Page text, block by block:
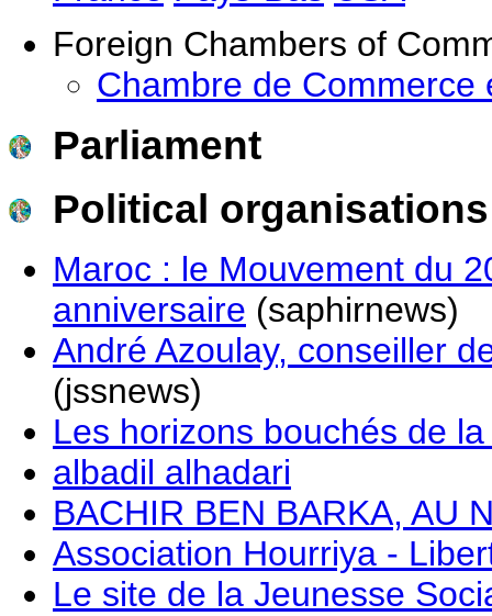
Foreign Chambers of
Chambre de
Parliament
Political organisations
Maroc : le Mouvement du
anniversaire (saphirnews)
André Azoulay, conseiller
(jssnews)
Les horizons bouchés de
albadil alhadari
BACHIR BEN BARKA, AU
Association Hourriya -
Le site de la Jeunesse